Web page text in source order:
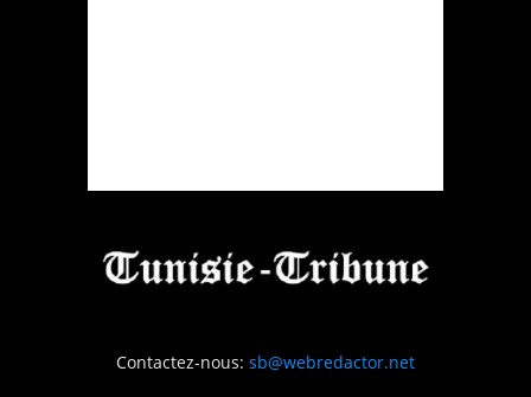
Contactez-nous: sb@webredactor.net